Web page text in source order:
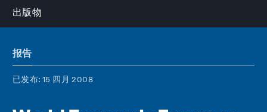
出版物
报告
已发布: 15 四月 2008